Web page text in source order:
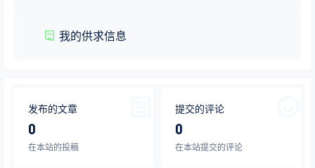
我的供求信息
发布的文章
0
在本站的投稿
提交的评论
0
在本站提交的评论